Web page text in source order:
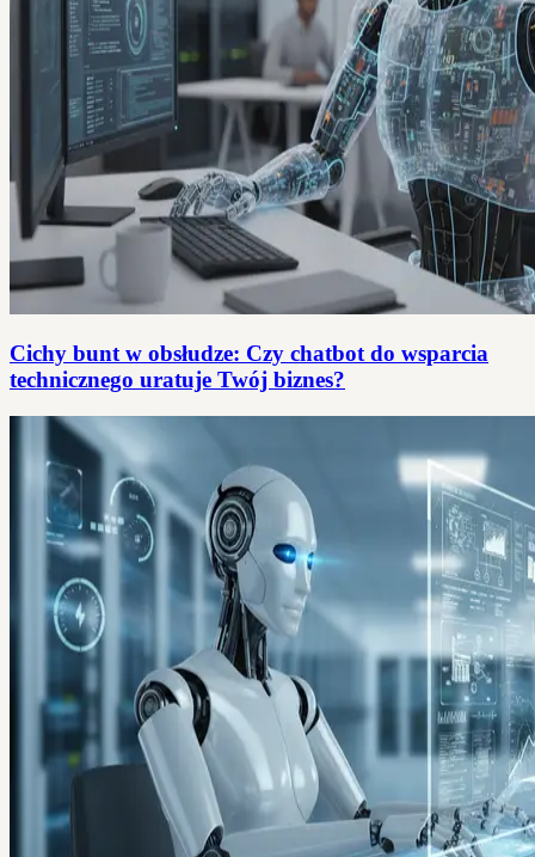
Cichy bunt w obsłudze: Czy chatbot do wsparcia
technicznego uratuje Twój biznes?